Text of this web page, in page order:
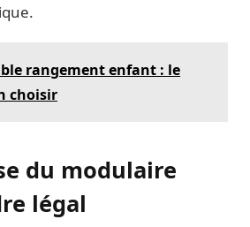
rangement enfant : le
choisir
du modulaire
légal